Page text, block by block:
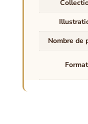
Nombre de
Format